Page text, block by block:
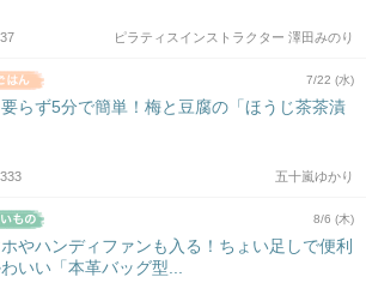
ピラティスインストラクター 澤田みのり
7/22 (水)
らず5分で簡単！梅と豆腐の「ほうじ茶茶漬
五十嵐ゆかり
8/6 (木)
やハンディファンも入る！ちょい足しで便利
いい「本革バッグ型...